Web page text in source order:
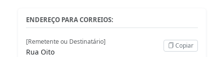
ENDEREÇO PARA CORREIOS:
[Remetente ou Destinatário]
Rua Oito
Copiar